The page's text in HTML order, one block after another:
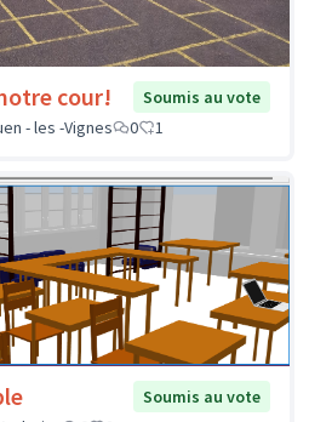
cour!
Soumis au vote
- les -Vignes
0 1
Soumis au vote